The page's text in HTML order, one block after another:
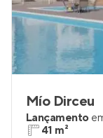
Mío Dirceu
Lançamento
41 m²